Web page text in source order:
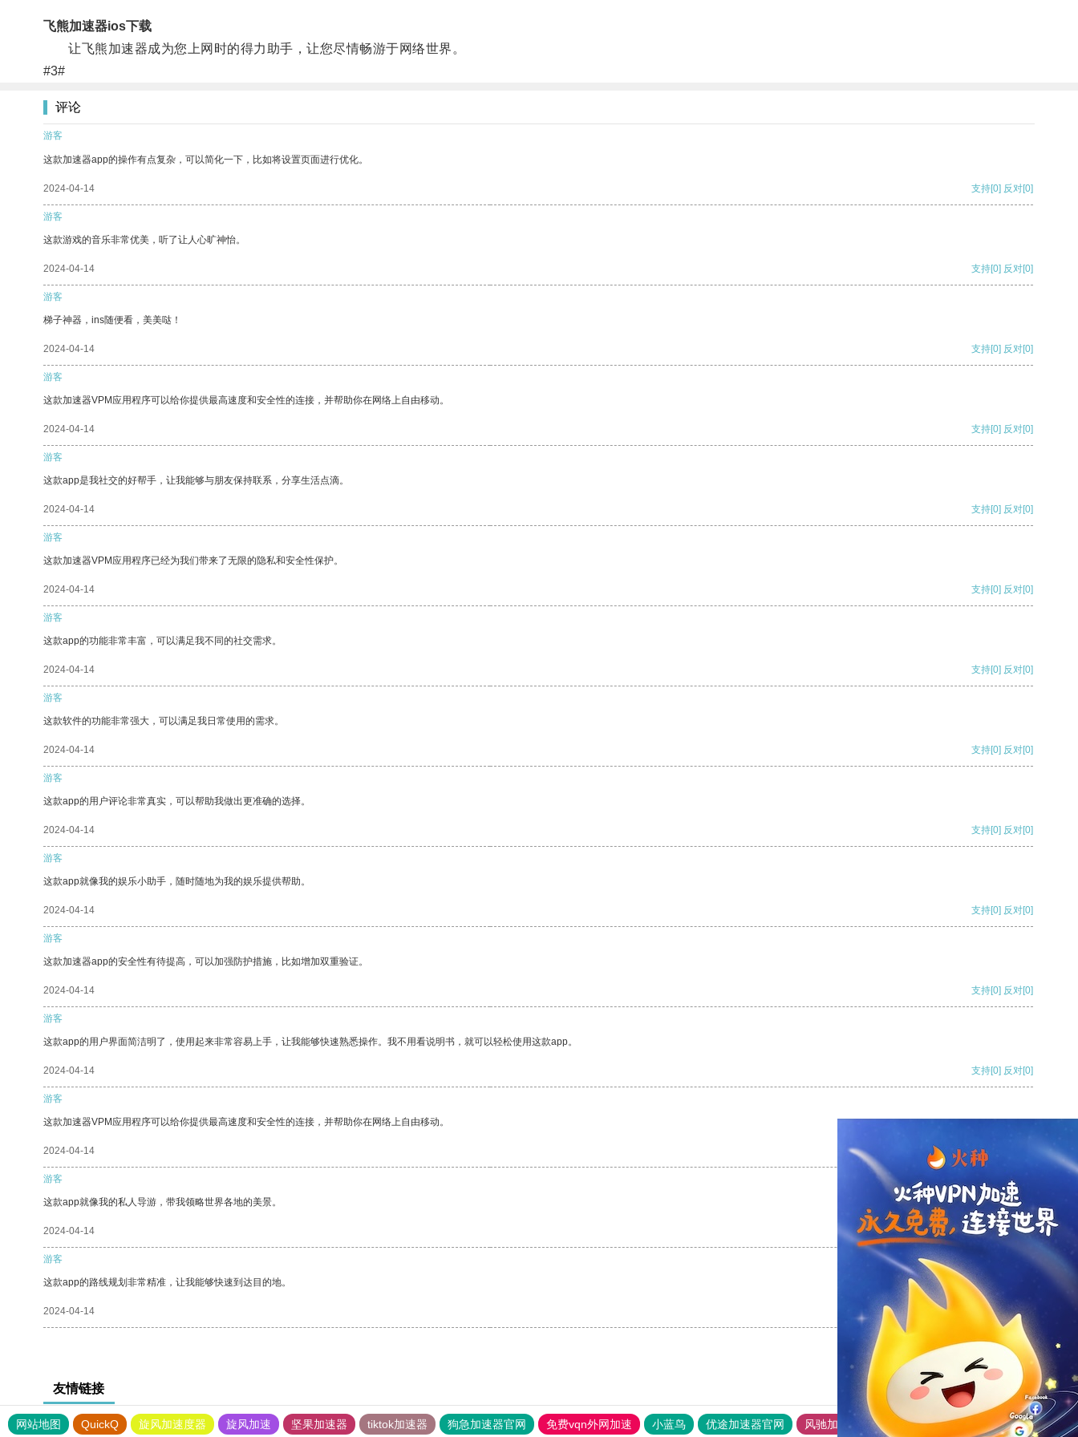
飞熊加速器ios下载
让飞熊加速器成为您上网时的得力助手，让您尽情畅游于网络世界。
#3#
评论
游客
这款加速器app的操作有点复杂，可以简化一下，比如将设置页面进行优化。
2024-04-14 支持[0] 反对[0]
游客
这款游戏的音乐非常优美，听了让人心旷神怡。
2024-04-14 支持[0] 反对[0]
游客
梯子神器，ins随便看，美美哒！
2024-04-14 支持[0] 反对[0]
游客
这款加速器VPM应用程序可以给你提供最高速度和安全性的连接，并帮助你在网络上自由移动。
2024-04-14 支持[0] 反对[0]
游客
这款app是我社交的好帮手，让我能够与朋友保持联系，分享生活点滴。
2024-04-14 支持[0] 反对[0]
游客
这款加速器VPM应用程序已经为我们带来了无限的隐私和安全性保护。
2024-04-14 支持[0] 反对[0]
游客
这款app的功能非常丰富，可以满足我不同的社交需求。
2024-04-14 支持[0] 反对[0]
游客
这款软件的功能非常强大，可以满足我日常使用的需求。
2024-04-14 支持[0] 反对[0]
游客
这款app的用户评论非常真实，可以帮助我做出更准确的选择。
2024-04-14 支持[0] 反对[0]
游客
这款app就像我的娱乐小助手，随时随地为我的娱乐提供帮助。
2024-04-14 支持[0] 反对[0]
游客
这款加速器app的安全性有待提高，可以加强防护措施，比如增加双重验证。
2024-04-14 支持[0] 反对[0]
游客
这款app的用户界面简洁明了，使用起来非常容易上手，让我能够快速熟悉操作。我不用看说明书，就可以轻松使用这款app。
2024-04-14 支持[0] 反对[0]
游客
这款加速器VPM应用程序可以给你提供最高速度和安全性的连接，并帮助你在网络上自由移动。
2024-04-14 支持
游客
这款app就像我的私人导游，带我领略世界各地的美景。
2024-04-14 支持[0] 反对[0]
游客
这款app的路线规划非常精准，让我能够快速到达目的地。
2024-04-14 支持[0] 反对[0]
友情链接
网站地图 QuickQ 旋风加速度器 旋风加速 坚果加速器 tiktok加速器 狗急加速器官网 免费vqn外网加速 小蓝鸟 优途加速器官网 风驰加速器 旋风加速器